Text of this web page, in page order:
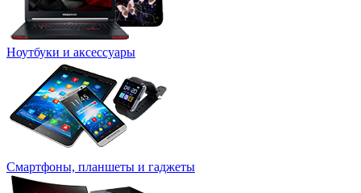
Ноутбуки и аксессуары
Смартфоны, планшеты и гаджеты